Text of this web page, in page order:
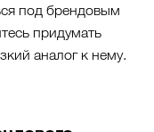
под брендовым
придумать
аналог к нему.